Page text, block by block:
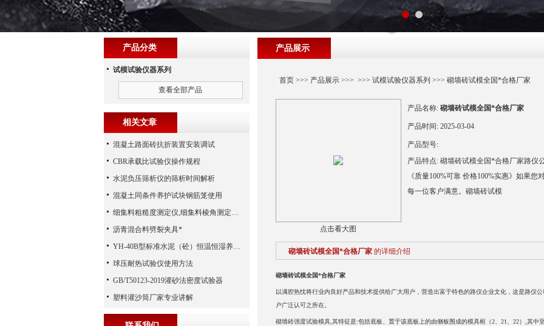
产品展示
首页>>> 产品展示>>> >>> 试模试验仪器系列 >>> 砌墙砖试模全国*合格厂家
点击看大图
产品名称: 砌墙砖试模全国*合格厂家
产品时间: 2025-03-04
产品型号:
产品特点: 砌墙砖试模全国*合格厂家路仪
《质量100%可靠 价格100%实惠》如果
每一位客户满意。砌墙砖试模
砌墙砖试模全国*合格厂家 的详细介绍
砌墙砖试模全国*合格厂家
以满腔热忱将行业内良好产品和技术提供给广大用户，营造出富于特色的路仪企业文化，这是路仪
户广泛认可之所在。
砌墙砖强度试验模具,其特征是:包括底板、置于该底板上的由侧板围成的模具框（2、21、22）,其
产品分类
试模试验仪器系列
查看全部产品
相关文章
混凝土路面砖抗折装置安装调试
CBR承载比试验仪操作规程
水泥负压筛析仪的筛析时间解析
混凝土同条件养护试块钢筋笼使用
细集料粗糙度测定仪,细集料棱角测定仪,细集料冲击值试验仪 （河北路仪）
沥青混合料劈裂夹具*
YH-40B型标准水泥（砼）恒温恒湿养护箱常见故障及排除方法
球压耐热试验仪使用方法
GB/T50123-2019灌砂法密度试验器
塑料灌沙筒厂家专业讲解